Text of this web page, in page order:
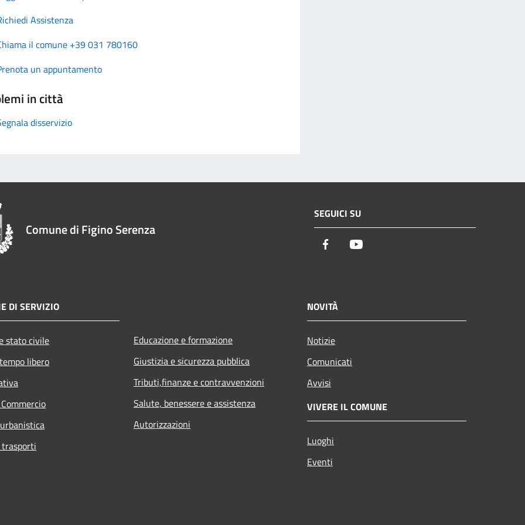
Assistenza
il comune +39 031 780160
un appuntamento
in città
disservizio
Comune di Figino Serenza
SEGUICI SU
Facebook
DI SERVIZIO
stato civile
libero
Educazione e formazione
Giustizia e sicurezza pubblica
Tributi,finanze e contravvenzioni
Salute, benessere e assistenza
Autorizzazioni
NOVITÀ
Notizie
Comunicati
Avvisi
VIVERE IL COMUNE
Luoghi
Eventi